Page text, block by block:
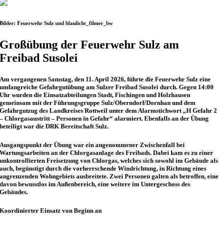
Bilder: Feuerwehr Sulz und blaulicht_filmer_bw
Großübung der Feuerwehr Sulz am
Freibad Susolei
Am vergangenen Samstag, den 11. April 2026, führte die Feuerwehr Sulz eine
umfangreiche Gefahrgutübung am Sulzer Freibad Susolei durch. Gegen 14:00
Uhr wurden die Einsatzabteilungen Stadt, Fischingen und Holzhausen
gemeinsam mit der Führungsgruppe Sulz/Oberndorf/Dornhan und dem
Gefahrgutzug des Landkreises Rottweil unter dem Alarmstichwort „H Gefahr 2
– Chlorgasaustritt – Personen in Gefahr“ alarmiert. Ebenfalls an der Übung
beteiligt war die DRK Bereitschaft Sulz.
Ausgangspunkt der Übung war ein angenommener Zwischenfall bei
Wartungsarbeiten an der Chlorgasanlage des Freibads. Dabei kam es zu einer
unkontrollierten Freisetzung von Chlorgas, welches sich sowohl im Gebäude als
auch, begünstigt durch die vorherrschende Windrichtung, in Richtung eines
angrenzenden Wohngebiets ausbreitete. Zwei Personen galten als betroffen, eine
davon bewusstlos im Außenbereich, eine weitere im Untergeschoss des
Gebäudes.
Koordinierter Einsatz von Beginn an